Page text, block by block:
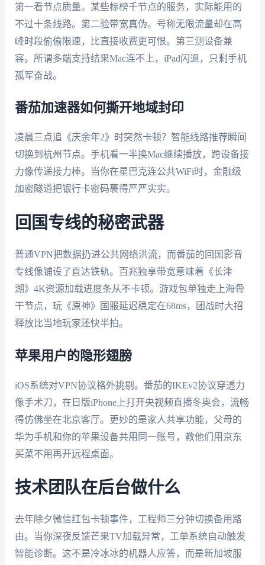
第一看节点质量。某些标榜千节点的服务，实际能用的
不过十条线路。第二验带宽真伪。号称无限流量却在高
峰时段偷偷限速，比直接收费更可恨。第三测设备兼
容。所谓多端支持结果Mac连不上，iPad闪退，只剩手机
孤军奋战。
番茄加速器如何撕开地域封印
凌晨三点追《庆余年2》时突然卡顿？智能线路推荐瞬间
切换到杭州节点。手机看一半换Mac继续播放，跨设备接
力像传递接力棒。当你在星巴克连公共WiFi时，金融级
加密隧道把银行卡密码裹得严严实实。
回国专线的秘密武器
普通VPN把数据扔进公共网络洪流，而番茄的回国影音
专线像铺设了直达铁轨。百兆独享带宽意味着《长津
湖》4K资源加载进度条从不卡顿。游戏包单独走上海骨
干节点，玩《原神》国服延迟稳定在68ms，团战时大招
释放比当地玩家还快半拍。
苹果用户的隐形翅膀
iOS系统对VPN协议格外挑剔。番茄的IKEv2协议穿透力
像手术刀，在日版iPhone上打开央视频直播冬奥会，流畅
得仿佛坐在北京客厅。更妙的是家人共享功能，父母的
华为手机和你的苹果设备共用同一账号，教他们用京东
买菜不用再开远程桌面。
技术团队在后台做什么
去年除夕微信红包卡顿事件，工程师三分钟切换备用路
由。当你深夜反馈芒果TV加载异常，工单系统自动触发
智能诊断。这不是冷冰冰的机器人应答，而是新加坡服